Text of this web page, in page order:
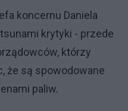
koncernu Daniela
krytyki - przede
którzy
że są spowodowane
paliw.